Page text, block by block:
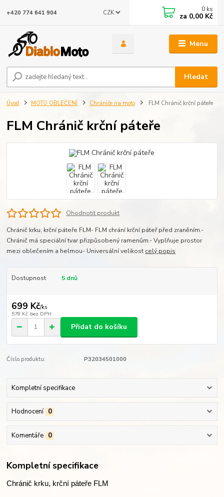
Menu
CZK
Hledat
+420 774 641 904 0 ks
za 0,00 Kč
Úvod MOTO OBLEČENÍ Chrániče na moto FLM Chránič krční páteře
FLM Chránič krční páteře
Ohodnotit produkt
Chránič krku, krční páteře FLM- FLM chrání krční páteř před zraněním.-
Chránič má speciální tvar přizpůsobený ramenům.- Vyplňuje prostor
mezi oblečením a helmou- Universální velikost celý popis
Dostupnost 5 dnů
699 Kč/ks
578 Kč bez DPH
Přidat do košíku
Číslo produktu: P32034501000
Kompletní specifikace
Hodnocení 0
Komentáře 0
Kompletní specifikace
Chránič krku, krční páteře FLM